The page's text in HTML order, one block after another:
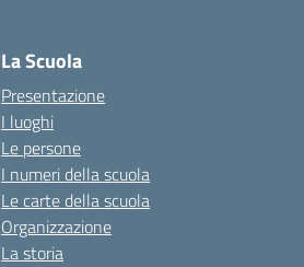
La Scuola
Presentazione
I luoghi
Le persone
I numeri della scuola
Le carte della scuola
Organizzazione
La storia